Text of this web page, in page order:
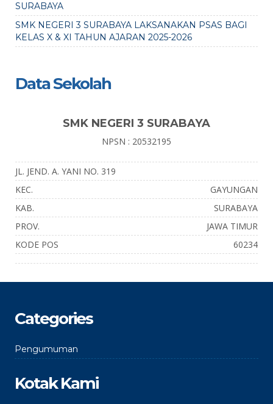
SURABAYA
SMK NEGERI 3 SURABAYA LAKSANAKAN PSAS BAGI
KELAS X & XI TAHUN AJARAN 2025-2026
Data Sekolah
SMK NEGERI 3 SURABAYA
NPSN : 20532195
JL. JEND. A. YANI NO. 319
KEC.
GAYUNGAN
KAB.
SURABAYA
PROV.
JAWA TIMUR
KODE POS
60234
Categories
Pengumuman
Kotak Kami